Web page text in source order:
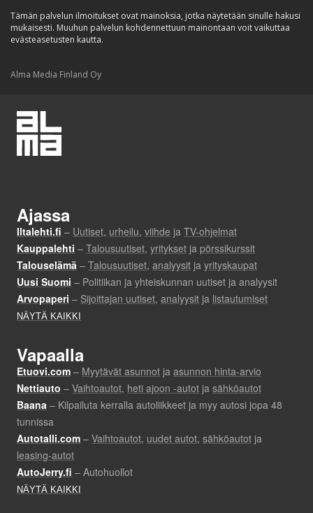
Tämän palvelun ilmoitukset ovat mainoksia, jotka näytetään sinulle hakusi
mukaisesti. Muuhun palvelun kohdennettuun mainontaan voit vaikuttaa
evästeasetusten kautta.
Alma Media Finland Oy